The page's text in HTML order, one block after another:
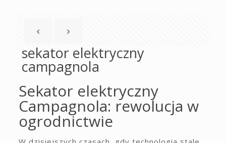
sekator elektryczny
campagnola
Sekator elektryczny
Campagnola: rewolucja w
ogrodnictwie